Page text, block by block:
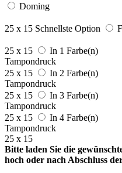
Doming
25 x 15 Schnellste Option
25 x 15
In 1 Farbe(n)
Tampondruck
25 x 15
In 2 Farbe(n)
Tampondruck
25 x 15
In 3 Farbe(n)
Tampondruck
25 x 15
In 4 Farbe(n)
Tampondruck
25 x 15
Bitte laden Sie die
hoch oder nach Abschluss